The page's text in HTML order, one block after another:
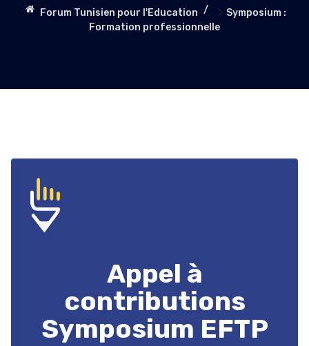
Forum Tunisien pour l'Education > Symposium :
Formation professionnelle
Appel à
contributions
Symposium EFTP